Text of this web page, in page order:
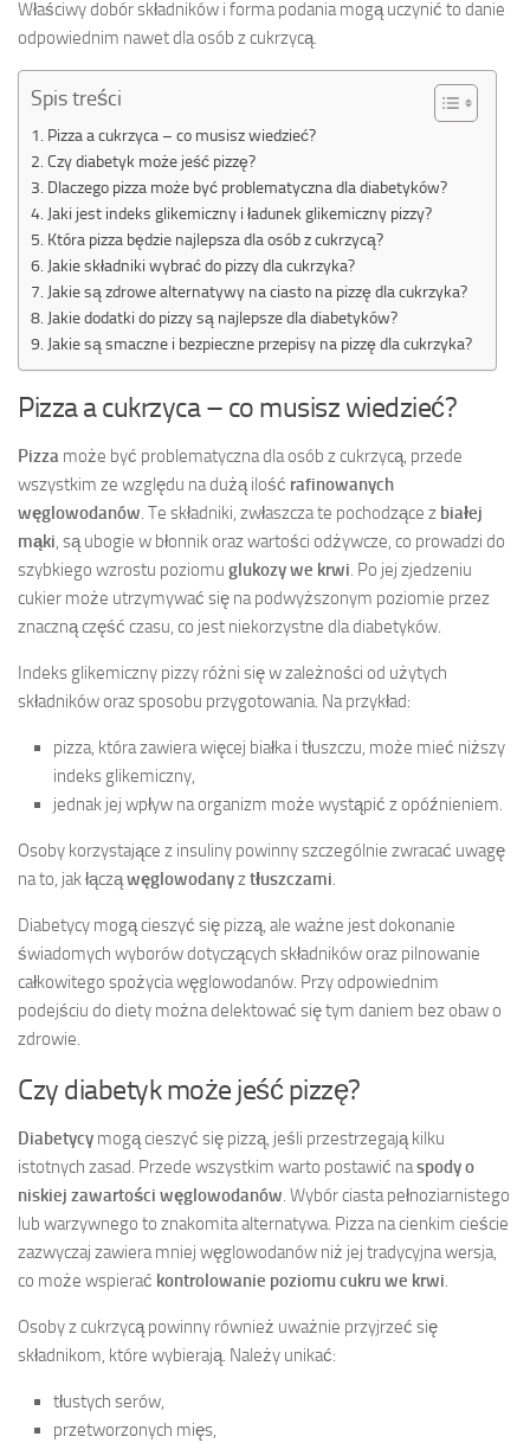
Właściwy dobór składników i forma podania mogą uczynić to danie
odpowiednim nawet dla osób z cukrzycą.
Spis treści
Pizza a cukrzyca – co musisz wiedzieć?
Czy diabetyk może jeść pizzę?
Dlaczego pizza może być problematyczna dla diabetyków?
Jaki jest indeks glikemiczny i ładunek glikemiczny pizzy?
Która pizza będzie najlepsza dla osób z cukrzycą?
Jakie składniki wybrać do pizzy dla cukrzyka?
Jakie są zdrowe alternatywy na ciasto na pizzę dla cukrzyka?
Jakie dodatki do pizzy są najlepsze dla diabetyków?
Jakie są smaczne i bezpieczne przepisy na pizzę dla cukrzyka?
Pizza a cukrzyca – co musisz wiedzieć?
Pizza może być problematyczna dla osób z cukrzycą, przede
wszystkim ze względu na dużą ilość rafinowanych
węglowodanów . Te składniki, zwłaszcza te pochodzące z białej
mąki , są ubogie w błonnik oraz wartości odżywcze, co prowadzi do
szybkiego wzrostu poziomu glukozy we krwi . Po jej zjedzeniu
cukier może utrzymywać się na podwyższonym poziomie przez
znaczną część czasu, co jest niekorzystne dla diabetyków.
Indeks glikemiczny pizzy różni się w zależności od użytych
składników oraz sposobu przygotowania. Na przykład:
pizza, która zawiera więcej białka i tłuszczu, może mieć niższy
indeks glikemiczny,
jednak jej wpływ na organizm może wystąpić z opóźnieniem.
Osoby korzystające z insuliny powinny szczególnie zwracać uwagę
na to, jak łącząwęglowodanyztłuszczami
Diabetycy mogą cieszyć się pizzą, ale ważne jest dokonanie
świadomych wyborów dotyczących składników oraz pilnowanie
całkowitego spożycia węglowodanów. Przy odpowiednim
podejściu do diety można delektować się tym daniem bez obaw o
zdrowie.
Czy diabetyk może jeść pizzę?
Diabetycy mogą cieszyć się pizzą, jeśli przestrzegają kilku
istotnych zasad. Przede wszystkim warto postawić naspody o
niskiej zawartości węglowodanów . Wybór ciasta pełnoziarnistego
lub warzywnego to znakomita alternatywa. Pizza na cienkim cieście
zazwyczaj zawiera mniej węglowodanów niż jej tradycyjna wersja,
co może wspierać kontrolowanie poziomu cukru we krwi
Osoby z cukrzycą powinny również uważnie przyjrzeć się
składnikom, które wybierają. Należy unikać:
tłustych serów,
przetworzonych mięs,